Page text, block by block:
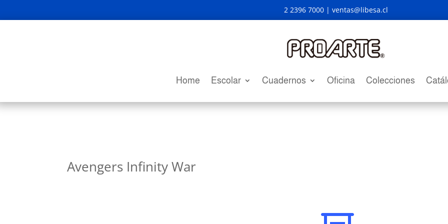
2 2396 7000 | ventas@libesa.cl
Home Escolar Cuadernos Oficina Colecciones
Avengers Infinity War